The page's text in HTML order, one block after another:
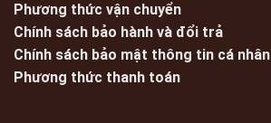
Phương thức vận chuyển
Chính sách bảo hành và đổi trả
Chính sách bảo mật thông tin cá nhân
Phương thức thanh toán